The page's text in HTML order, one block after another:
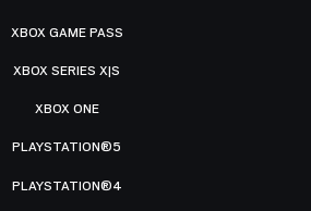
XBOX GAME PASS
XBOX SERIES X|S
XBOX ONE
PLAYSTATION®5
PLAYSTATION®4